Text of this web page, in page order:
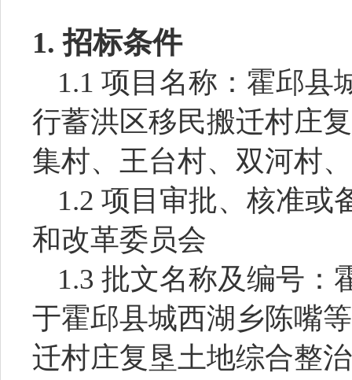
1. 招标条件
1.1 项目名称： 霍邱县
行蓄洪区移民搬迁村庄
集村、王台村、双河村
1.2 项目审批、核准或
和改革委员会
1.3 批文名称及编号：
于霍邱县城西湖乡陈嘴
迁村庄复垦土地综合整